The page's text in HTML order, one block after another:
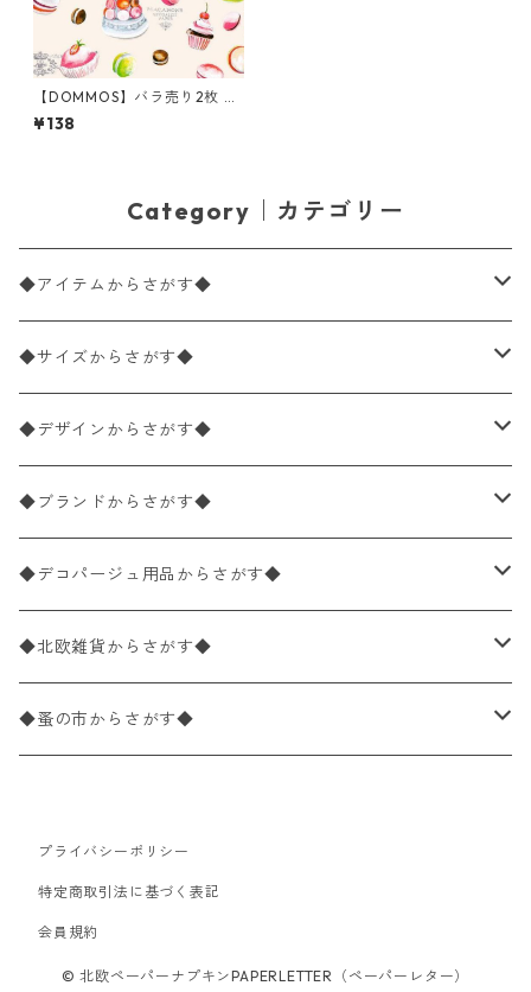
【DOMMOS】バラ売り2枚 ラ
ンチサイズ ペーパーナプキン
Macarons クリーム
¥138
Category｜カテゴリー
◆アイテムからさがす◆
ペーパーナプキン2枚バラ売り
ペーパーナプキン1枚バラ売り
ペーパーナプキン20枚入りパック
ペーパーナプキン10枚入りパック
ライスペーパー
ペーパーリネンナプキン
ワックスペーパー
デコパージュ用品
◆サイズからさがす◆
33×33cm（ランチサイズ）
バラ売り
パック売り
25×25cm（カクテルサイズ）
バラ売り
パック売り
40×40cm（ディナーサイズ）
バラ売り
パック売り
21×21cm（ポケットサイズ）
バラ売り
33cm（ラウンド）
◆デザインからさがす◆
花柄
植物・グリーン柄
動物・鳥・昆虫・蝶柄
海・魚柄
食べ物・フルーツ・野菜・ドリンク柄
食器・カトラリー柄
◆ブランドからさがす◆
ドイツ製 IHR/イア
ランチサイズ
カクテルサイズ
ドイツ製 Ambiente/アンビエンテ
ランチサイズ
ドイツ製 Paperproducts Design
カクテルサイズ
ランチサイズ
カクテルサイズ
ドイツ製 ti-flair/ティーフレア
ランチサイズ
ドイツ製 PAW/パウ
◆デコパージュ用品からさがす◆
デコパージュ液
デコパージュ下地
デコパージュはさみ
3Dデコパージュ
◆北欧雑貨からさがす◆
シリコンモールド
トレイ
ポスター・カレンダー
◆蚤の市からさがす◆
北欧雑貨
デコパージュ用品
プライバシーポリシー
特定商取引法に基づく表記
会員規約
© 北欧ペーパーナプキンPAPERLETTER（ペーパーレター）